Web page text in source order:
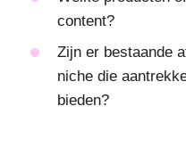
content?
Zijn er bestaande
niche die
bieden?